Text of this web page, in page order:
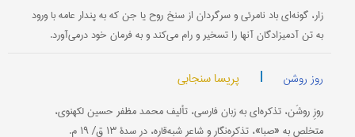
زار، گونه‌ای باد نامرئی و سرگردان از سنخ روح یا جن که به پندار عامه با ورود
به تن آدمیزادگان آنها را تسخیر و رام می‌کند و به فرمان خود درمی‌آورد.
روز روشن | پریسا سنجابی
روزِ روشَن، تذکره‌ای به زبان فارسی، تألیف محمد مظفر حسین لکهنوی،
متخلص به «صبا»، تذکره‌نگار و شاعر شبه‌قاره، در سدۀ ۱۳ ق/ ۱۹ م.